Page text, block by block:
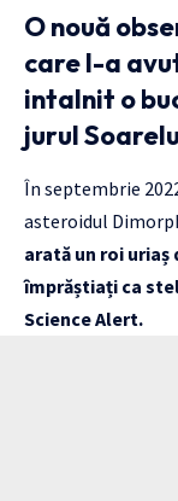
O nouă
care l-a
intalnit o
jurul
În septembrie
asteroidul
arată un roi
împrăștiați ca
Science Alert.